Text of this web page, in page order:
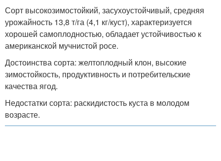
Сорт высокозимостойкий, засухоустойчивый, средняя
урожайность 13,8 т/га (4,1 кг/куст), характеризуется
хорошей самоплодностью, обладает устойчивостью к
американской мучнистой росе.
Достоинства сорта: желтоплодный клон, высокие
зимостойкость, продуктивность и потребительские
качества ягод.
Недостатки сорта: раскидистость куста в молодом
возрасте.